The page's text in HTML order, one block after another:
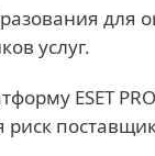
услуг.
ESET